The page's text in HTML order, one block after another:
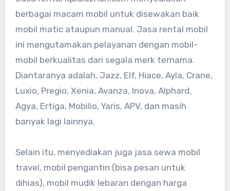
berbagai macam mobil untuk disewakan baik
mobil matic ataupun manual. Jasa rental mobil
ini mengutamakan pelayanan dengan mobil-
mobil berkualitas dari segala merk ternama.
Diantaranya adalah, Jazz, Elf, Hiace, Ayla, Crane,
Luxio, Pregio, Xenia, Avanza, Inova, Alphard,
Agya, Ertiga, Mobilio, Yaris, APV, dan masih
banyak lagi lainnya.
Selain itu, menyediakan juga jasa sewa mobil
travel, mobil pengantin (bisa pesan untuk
dihias), mobil mudik lebaran dengan harga